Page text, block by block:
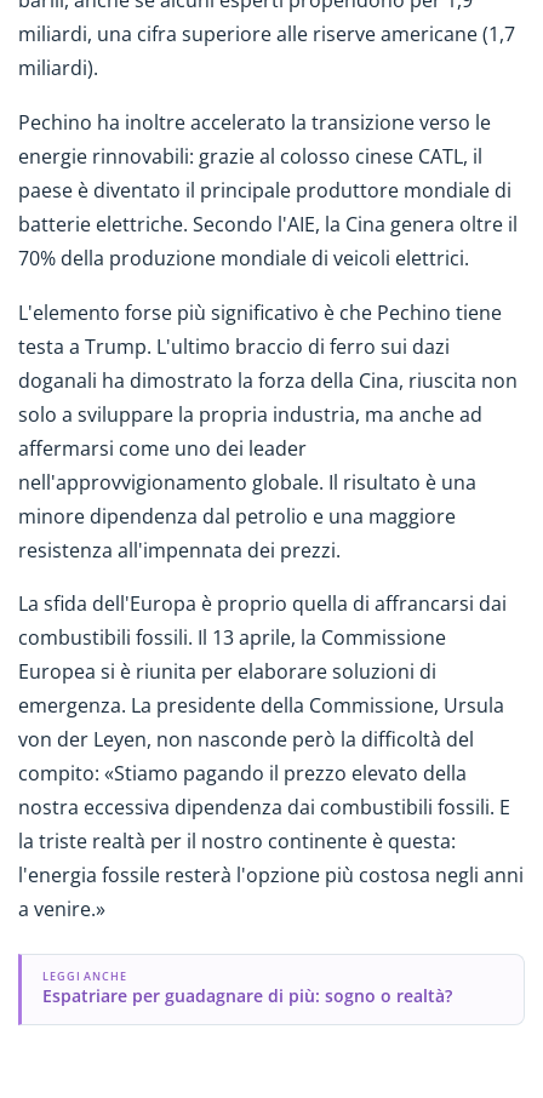
miliardi, una cifra superiore alle riserve americane (1,7
miliardi).
Pechino ha inoltre accelerato la transizione verso le
energie rinnovabili: grazie al colosso cinese CATL, il
paese è diventato il principale produttore mondiale di
batterie elettriche. Secondo l'AIE, la Cina genera oltre il
70% della produzione mondiale di veicoli elettrici.
L'elemento forse più significativo è che Pechino tiene
testa a Trump. L'ultimo braccio di ferro sui dazi
doganali ha dimostrato la forza della Cina, riuscita non
solo a sviluppare la propria industria, ma anche ad
affermarsi come uno dei leader
nell'approvvigionamento globale. Il risultato è una
minore dipendenza dal petrolio e una maggiore
resistenza all'impennata dei prezzi.
La sfida dell'Europa è proprio quella di affrancarsi dai
combustibili fossili. Il 13 aprile, la Commissione
Europea si è riunita per elaborare soluzioni di
emergenza. La presidente della Commissione, Ursula
von der Leyen, non nasconde però la difficoltà del
compito: «Stiamo pagando il prezzo elevato della
nostra eccessiva dipendenza dai combustibili fossili. E
la triste realtà per il nostro continente è questa:
l'energia fossile resterà l'opzione più costosa negli anni
a venire.»
LEGGI ANCHE
Espatriare per guadagnare di più: sogno o realtà?